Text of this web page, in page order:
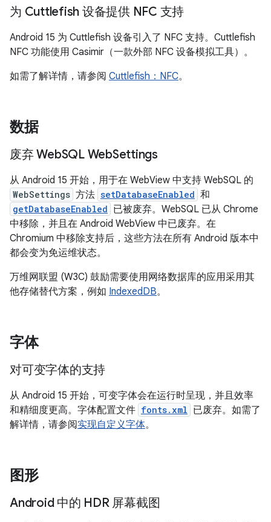
为 Cuttlefish 设备提供 NFC 支持
Android 15 为 Cuttlefish 设备引入了 NFC 支持。Cuttlefish
NFC 功能使用 Casimir（一款外部 NFC 设备模拟工具）。
如需了解详情，请参阅 Cuttlefish：NFC。
数据
废弃 WebSQL WebSettings
从 Android 15 开始，用于在 WebView 中支持 WebSQL 的
WebSettings 方法 setDatabaseEnabled 和
getDatabaseEnabled 已被废弃。WebSQL 已从 Chrome
中移除，并且在 Android WebView 中已废弃。在
Chromium 中移除支持后，这些方法在所有 Android 版本中
都会变为免运维状态。
万维网联盟 (W3C) 鼓励需要使用网络数据库的应用采用其
他存储替代方案，例如 IndexedDB。
字体
对可变字体的支持
从 Android 15 开始，可变字体会在运行时呈现，并且效率
和精细度更高。字体配置文件 fonts.xml 已废弃。如需了
解详情，请参阅实现自定义字体。
图形
Android 中的 HDR 屏幕截图